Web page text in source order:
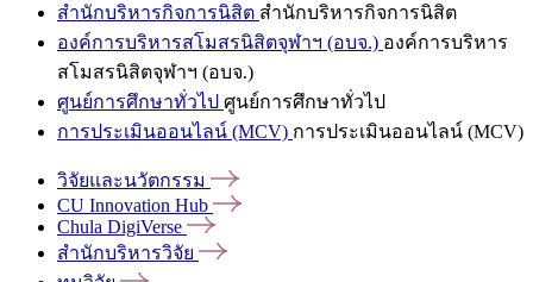
สำนักบริหารกิจการนิสิต สำนักบริหารกิจการนิสิต
องค์การบริหารสโมสรนิสิตจุฬาฯ (อบจ.) องค์การบริหาร
สโมสรนิสิตจุฬาฯ (อบจ.)
ศูนย์การศึกษาทั่วไป ศูนย์การศึกษาทั่วไป
การประเมินออนไลน์ (MCV) การประเมินออนไลน์ (MCV)
วิจัยและนวัตกรรม
CU Innovation Hub
Chula DigiVerse
สำนักบริหารวิจัย